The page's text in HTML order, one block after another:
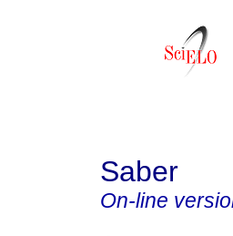
Saber
On-line